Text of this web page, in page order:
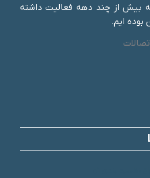
بیش از چند دهه فعالیت داشته
بوده ایم.